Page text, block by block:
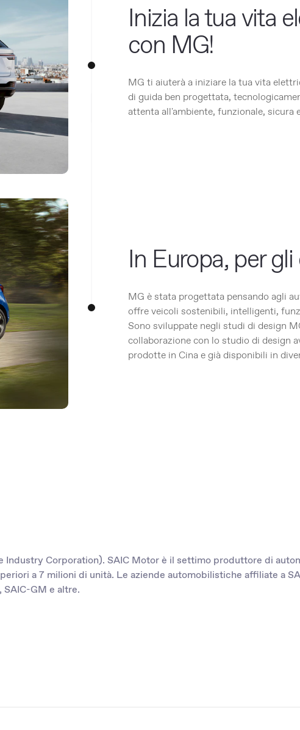
Inizia la tua vita
con MG!
MG ti aiuterà a iniziare la tua vita
di guida ben progettata,
attenta all'ambiente, funzionale, sicura
In Europa, per
MG è stata progettata pensando agli
offre veicoli sostenibili, intelligenti,
Sono sviluppate negli studi di design
collaborazione con lo studio di design
prodotte in Cina e già disponibili in
Industry Corporation). SAIC Motor è il settimo produttore di
a 7 milioni di unità. Le aziende automobilistiche affiliate a
SAIC-GM e altre.